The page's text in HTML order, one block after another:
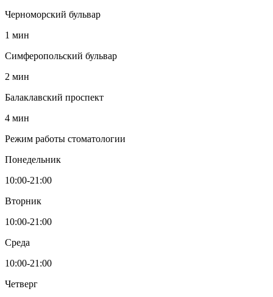
Черноморский бульвар
1 мин
Симферопольский бульвар
2 мин
Балаклавский проспект
4 мин
Режим работы стоматологии
Понедельник
10:00-21:00
Вторник
10:00-21:00
Среда
10:00-21:00
Четверг